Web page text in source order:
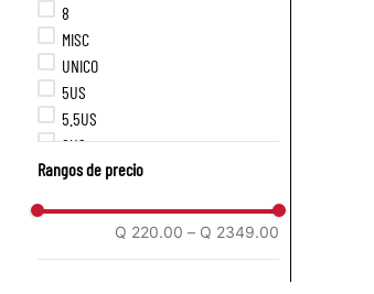
8
MISC
UNICO
5US
5.5US
6US
6.5US
Rangos de precio
Q 220.00 – Q 2349.00